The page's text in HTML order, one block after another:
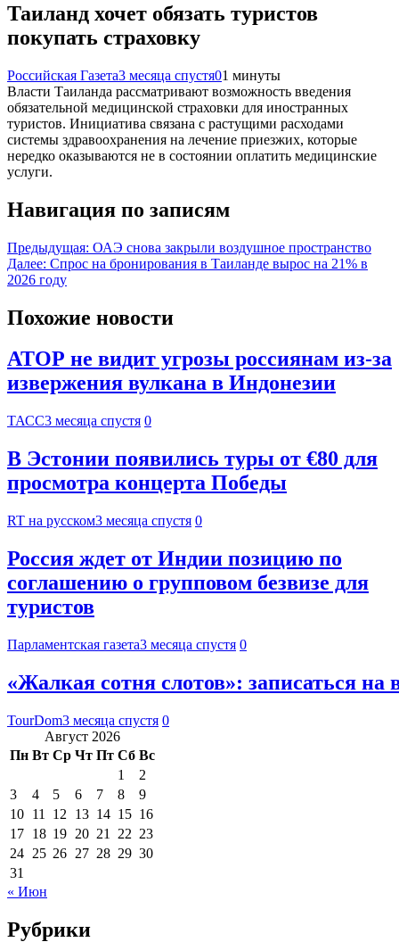
Таиланд хочет обязать туристов
покупать страховку
Российская Газета3 месяца спустя01 минуты
Власти Таиланда рассматривают возможность введения
обязательной медицинской страховки для иностранных
туристов. Инициатива связана с растущими расходами
системы здравоохранения на лечение приезжих, которые
нередко оказываются не в состоянии оплатить медицинские
услуги.
Навигация по записям
Предыдущая: ОАЭ снова закрыли воздушное пространство
Далее: Спрос на бронирования в Таиланде вырос на 21% в
2026 году
Похожие новости
АТОР не видит угрозы россиянам из-за
извержения вулкана в Индонезии
ТАСС3 месяца спустя 0
В Эстонии появились туры от €80 для
просмотра концерта Победы
RT на русском3 месяца спустя 0
Россия ждет от Индии позицию по
соглашению о групповом безвизе для
туристов
Парламентская газета3 месяца спустя 0
«Жалкая сотня слотов»: записаться
TourDom3 месяца спустя 0
Август 2026
Пн Вт Ср Чт Пт Сб Вс
1
2
3
4 5 6 7 8
9
10 11 12 13 14 15 16
17 18 19 20 21 22 23
24 25 26 27 28 29 30
31
« Июн
Рубрики